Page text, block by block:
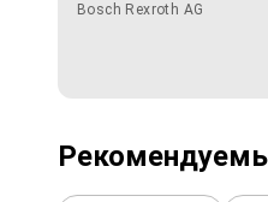
Bosch Rexroth AG